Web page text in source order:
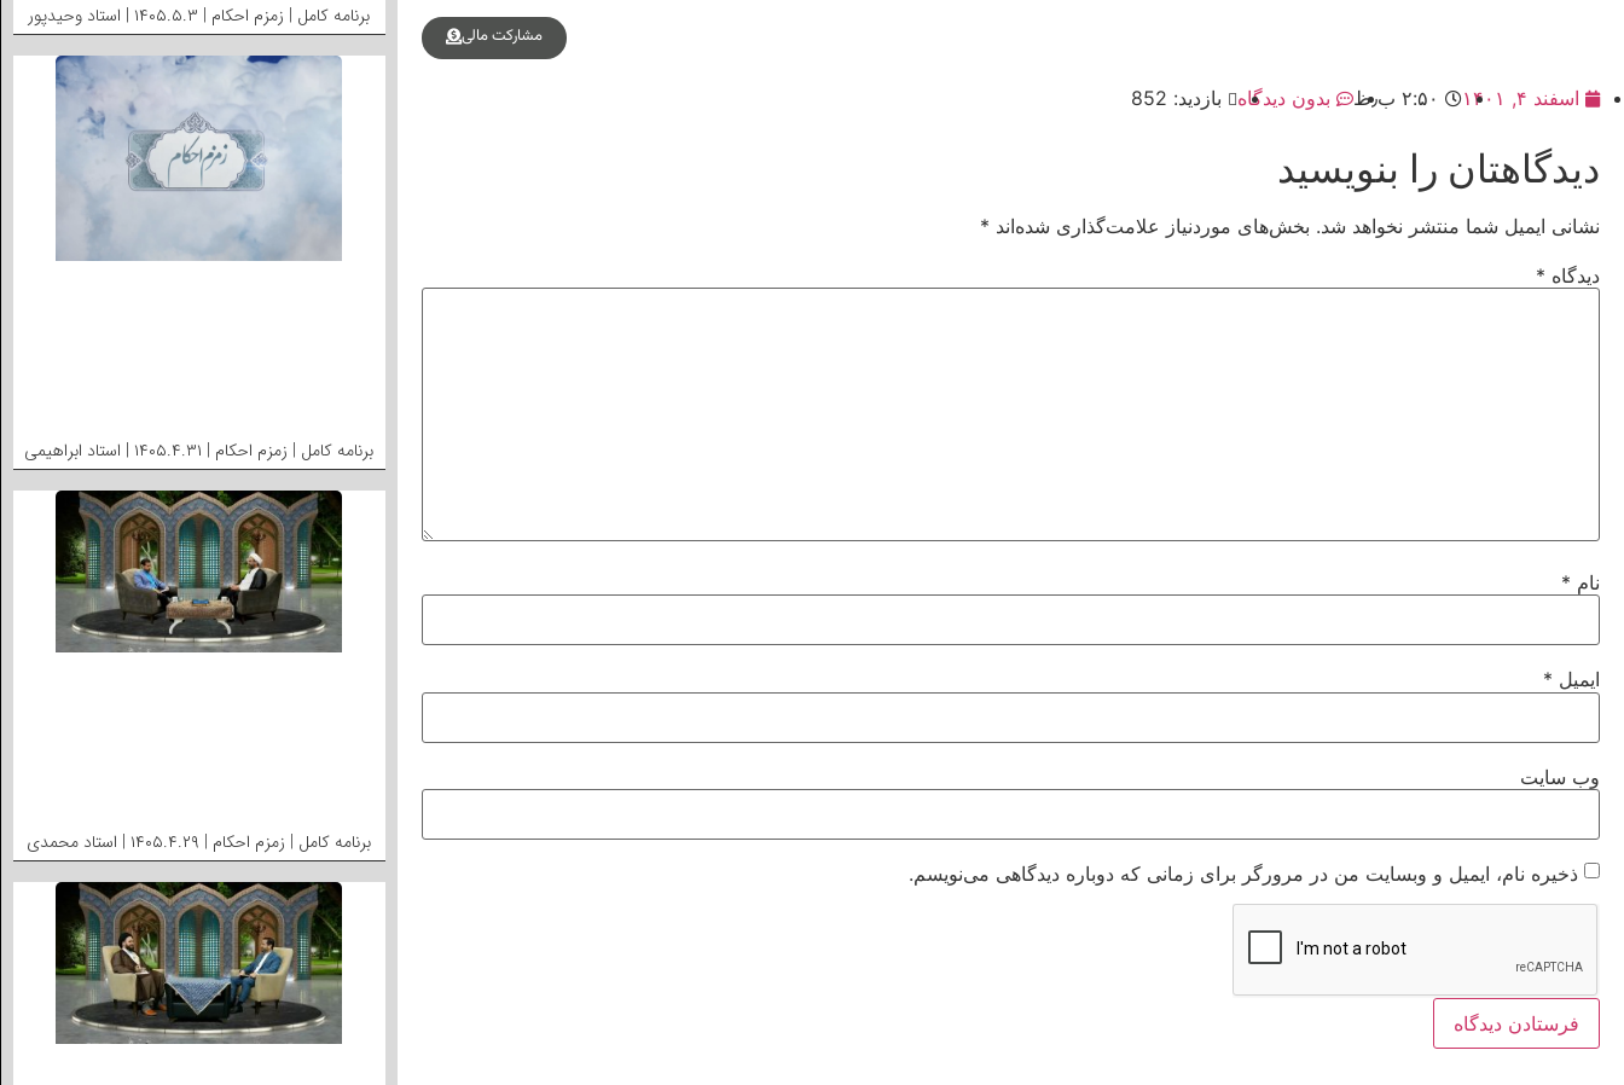
مشارکت مالی
اسفند ۴, ۱۴۰۱ ۲:۵۰ ب٫ظ بدون دیدگاه بازدید: 852
دیدگاهتان را بنویسید
نشانی ایمیل شما منتشر نخواهد شد. بخش‌های موردنیاز علامت‌گذاری شده‌اند *
دیدگاه *
نام *
ایمیل *
وب‌ سایت
ذخیره نام، ایمیل و وبسایت من در مرورگر برای زمانی که دوباره دیدگاهی می‌نویسم.
برنامه کامل | زمزم احکام | ۱۴۰۵.۵.۳ | استاد وحیدپور
برنامه کامل | زمزم احکام | ۱۴۰۵.۴.۳۱ | استاد ابراهیمی
برنامه کامل | زمزم احکام | ۱۴۰۵.۴.۲۹ | استاد محمدی